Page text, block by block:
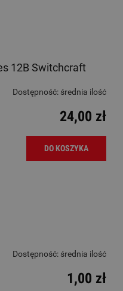
12B Switchcraft
Dostępność: średnia ilość
24,00 zł
DO KOSZYKA
Dostępność: średnia ilość
1,00 zł